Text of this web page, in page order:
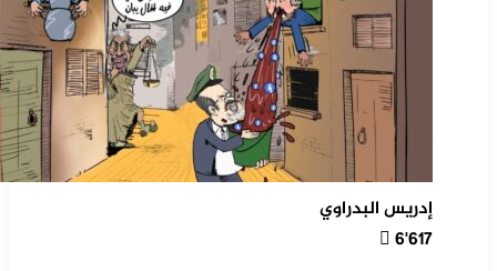
إدريس البدراوي
6٬617